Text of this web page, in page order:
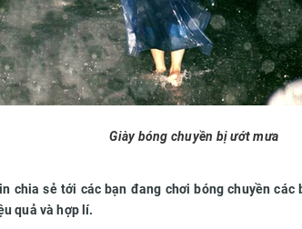
Giày bóng chuyền bị ướt mưa
chia sẻ tới các bạn đang chơi bóng chuyền các
quả và hợp lí.